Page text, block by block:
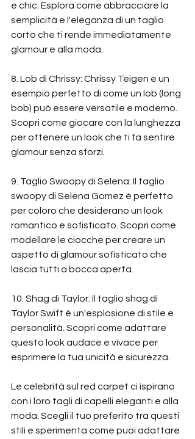
e chic. Esplora come abbracciare la
semplicità e l'eleganza di un taglio
corto che ti rende immediatamente
glamour e alla moda.
8. Lob di Chrissy: Chrissy Teigen è un
esempio perfetto di come un lob (long
bob) può essere versatile e moderno.
Scopri come giocare con la lunghezza
per ottenere un look che ti fa sentire
glamour senza sforzi.
9. Taglio Swoopy di Selena: Il taglio
swoopy di Selena Gomez è perfetto
per coloro che desiderano un look
romantico e sofisticato. Scopri come
modellare le ciocche per creare un
aspetto di glamour sofisticato che
lascia tutti a bocca aperta.
10. Shag di Taylor: Il taglio shag di
Taylor Swift è un'esplosione di stile e
personalità. Scopri come adattare
questo look audace e vivace per
esprimere la tua unicità e sicurezza.
Le celebrità sul red carpet ci ispirano
con i loro tagli di capelli eleganti e alla
moda. Scegli il tuo preferito tra questi
stili e sperimenta come puoi adattare